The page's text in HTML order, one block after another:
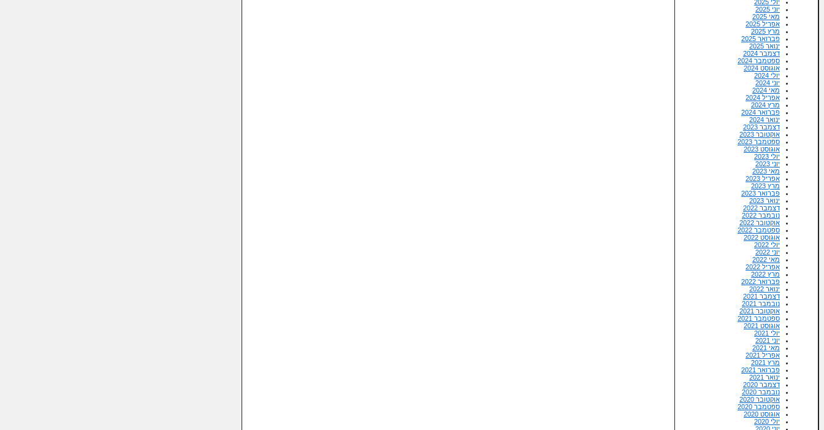
יולי 2025
יוני 2025
מאי 2025
אפריל 2025
מרץ 2025
פברואר 2025
ינואר 2025
דצמבר 2024
ספטמבר 2024
אוגוסט 2024
יולי 2024
יוני 2024
מאי 2024
אפריל 2024
מרץ 2024
פברואר 2024
ינואר 2024
דצמבר 2023
אוקטובר 2023
ספטמבר 2023
אוגוסט 2023
יולי 2023
יוני 2023
מאי 2023
אפריל 2023
מרץ 2023
פברואר 2023
ינואר 2023
דצמבר 2022
נובמבר 2022
אוקטובר 2022
ספטמבר 2022
אוגוסט 2022
יולי 2022
יוני 2022
מאי 2022
אפריל 2022
מרץ 2022
פברואר 2022
ינואר 2022
דצמבר 2021
נובמבר 2021
אוקטובר 2021
ספטמבר 2021
אוגוסט 2021
יולי 2021
יוני 2021
מאי 2021
אפריל 2021
מרץ 2021
פברואר 2021
ינואר 2021
דצמבר 2020
נובמבר 2020
אוקטובר 2020
ספטמבר 2020
אוגוסט 2020
יולי 2020